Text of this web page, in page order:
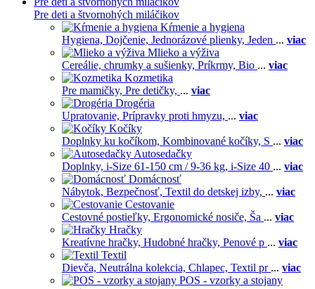
Pre deti a štvornohých miláčikov
Kŕmenie a hygiena
Hygiena, Dojčenie, Jednorázové plienky, Jeden ... viac
Mlieko a výživa
Cereálie, chrumky a sušienky, Príkrmy, Bio ... viac
Kozmetika
Pre mamičky, Pre detičky, ... viac
Drogéria
Upratovanie, Prípravky proti hmyzu, ... viac
Kočíky
Doplnky ku kočíkom, Kombinované kočíky, S ... viac
Autosedačky
Doplnky, i-Size 61-150 cm / 9-36 kg, i-Size 40 ... viac
Domácnosť
Nábytok, Bezpečnosť, Textil do detskej izby, ... viac
Cestovanie
Cestovné postieľky, Ergonomické nosiče, Ša ... viac
Hračky
Kreatívne hračky, Hudobné hračky, Penové p ... viac
Textil
Dievča, Neutrálna kolekcia, Chlapec, Textil pr ... viac
POS - vzorky a stojany